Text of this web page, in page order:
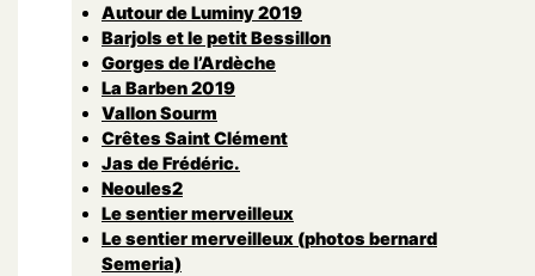
Autour de Luminy 2019
Barjols et le petit Bessillon
Gorges de l’Ardèche
La Barben 2019
Vallon Sourm
Crêtes Saint Clément
Jas de Frédéric.
Neoules2
Le sentier merveilleux
Le sentier merveilleux (photos bernard
Semeria)